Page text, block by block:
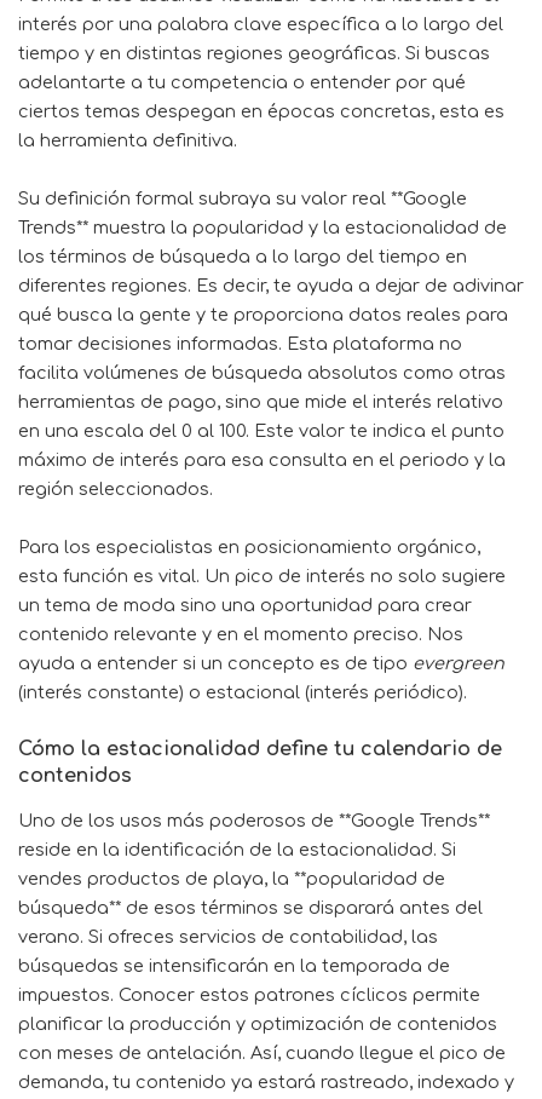
interés por una palabra clave específica a lo largo del
tiempo y en distintas regiones geográficas. Si buscas
adelantarte a tu competencia o entender por qué
ciertos temas despegan en épocas concretas, esta es
la herramienta definitiva.
Su definición formal subraya su valor real **Google
Trends** muestra la popularidad y la estacionalidad de
los términos de búsqueda a lo largo del tiempo en
diferentes regiones. Es decir, te ayuda a dejar de adivinar
qué busca la gente y te proporciona datos reales para
tomar decisiones informadas. Esta plataforma no
facilita volúmenes de búsqueda absolutos como otras
herramientas de pago, sino que mide el interés relativo
en una escala del 0 al 100. Este valor te indica el punto
máximo de interés para esa consulta en el periodo y la
región seleccionados.
Para los especialistas en posicionamiento orgánico,
esta función es vital. Un pico de interés no solo sugiere
un tema de moda sino una oportunidad para crear
contenido relevante y en el momento preciso. Nos
ayuda a entender si un concepto es de tipo evergreen
(interés constante) o estacional (interés periódico).
Cómo la estacionalidad define tu calendario de
contenidos
Uno de los usos más poderosos de **Google Trends**
reside en la identificación de la estacionalidad. Si
vendes productos de playa, la **popularidad de
búsqueda** de esos términos se disparará antes del
verano. Si ofreces servicios de contabilidad, las
búsquedas se intensificarán en la temporada de
impuestos. Conocer estos patrones cíclicos permite
planificar la producción y optimización de contenidos
con meses de antelación. Así, cuando llegue el pico de
demanda, tu contenido ya estará rastreado, indexado y